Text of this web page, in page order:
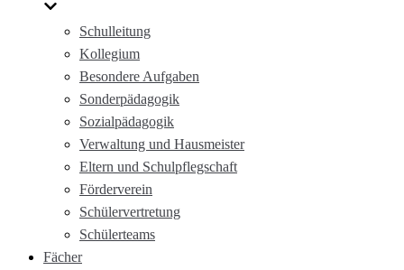
Schulleitung
Kollegium
Besondere Aufgaben
Sonderpädagogik
Sozialpädagogik
Verwaltung und Hausmeister
Eltern und Schulpflegschaft
Förderverein
Schülervertretung
Schülerteams
Fächer